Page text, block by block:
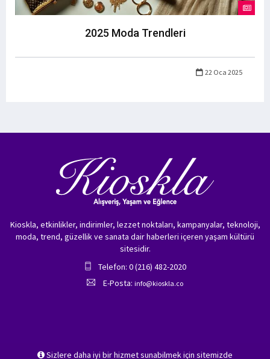
2025 Moda Trendleri
22 Oca 2025
Sizlere daha iyi bir hizmet sunabilmek için sitemizde
Kioskla, etkinlikler, indirimler, lezzet noktaları, kampanyalar, teknoloji,
moda, trend, güzellik ve sanata dair haberleri içeren yaşam kültürü
sitesidir.
Telefon: 0 (216) 482-2020
E-Posta: info@kioskla.co